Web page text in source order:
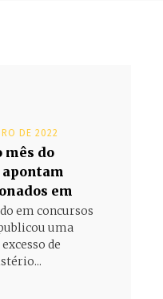
DE 2022
do
em
em concursos
uma
de